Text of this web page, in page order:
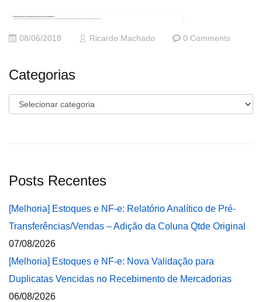
08/06/2018 Ricardo Machado 0 Comments
Categorias
Categorias
Posts Recentes
[Melhoria] Estoques e NF-e: Relatório Analítico de Pré-
Transferências/Vendas – Adição da Coluna Qtde Original
07/08/2026
[Melhoria] Estoques e NF-e: Nova Validação para
Duplicatas Vencidas no Recebimento de Mercadorias
06/08/2026